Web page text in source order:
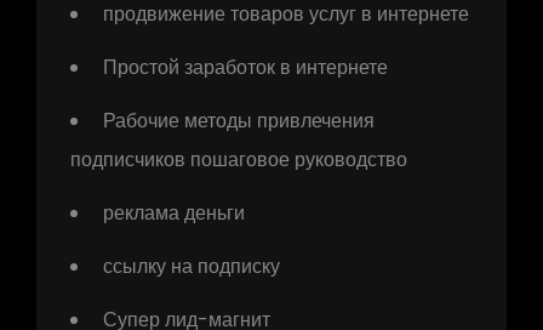
продвижение товаров услуг в интернете
Простой заработок в интернете
Рабочие методы привлечения
подписчиков пошаговое руководство
реклама деньги
ссылку на подписку
Супер лид-магнит